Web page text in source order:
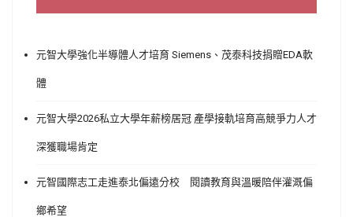
元智大學強化半導體人才培育 Siemens、茂泰科技捐贈EDA軟
體
元智大學2026私立大學年薪榜居冠 產學接軌培育高競爭力人才
深獲職場肯定
元智國際志工走進泰北偏遠分校 閱讀教育與溫暖陪伴灌溉偏
鄉希望